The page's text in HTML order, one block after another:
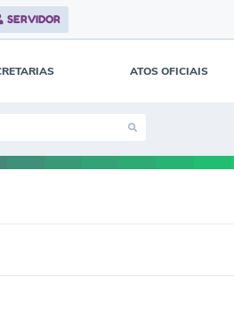
SERVIDOR
ATOS OFICIAIS